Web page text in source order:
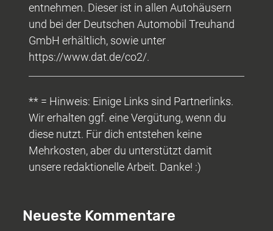
entnehmen. Dieser ist in allen Autohäusern
und bei der Deutschen Automobil Treuhand
GmbH erhältlich, sowie unter
https://www.dat.de/co2/.
** = Hinweis: Einige Links sind Partnerlinks.
Wir erhalten ggf. eine Vergütung, wenn du
diese nutzt. Für dich entstehen keine
Mehrkosten, aber du unterstützt damit
unsere redaktionelle Arbeit. Danke! :)
Neueste Kommentare